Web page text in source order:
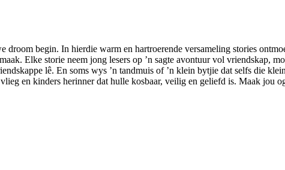
droom begin. In hierdie warm en hartroerende versameling stories
Elke storie neem jong lesers op ’n sagte avontuur vol vriendskap,
lê. En soms wys ’n tandmuis of ’n klein bytjie dat selfs die
en kinders herinner dat hulle kosbaar, veilig en geliefd is. Maak jou